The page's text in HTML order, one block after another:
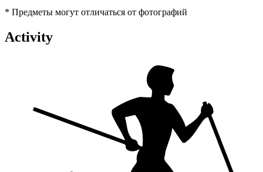
* Предметы могут отличаться от фотографий
Activity